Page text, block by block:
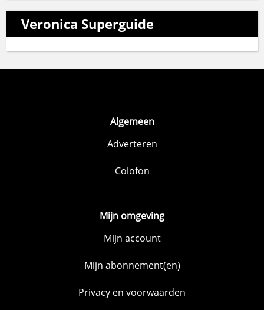
Veronica Superguide
Algemeen
Adverteren
Colofon
Mijn omgeving
Mijn account
Mijn abonnement(en)
Privacy en voorwaarden